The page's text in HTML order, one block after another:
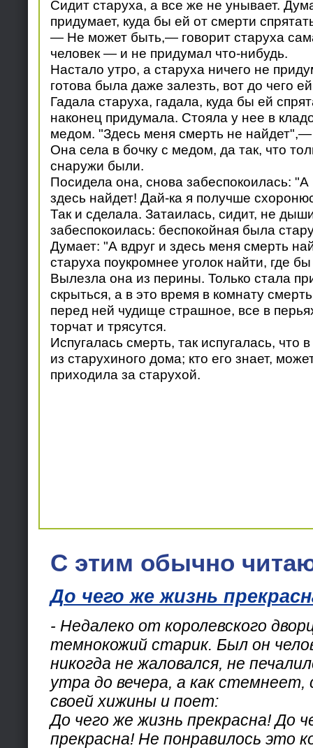
Сидит старуха, а все же не унывает.
придумает, куда бы ей от смерти
— Не может быть,— говорит старуха
человек — и не придумал что-нибудь.
Настало утро, а старуха ничего не
готова была даже залезть, вот до чего
Гадала старуха, гадала, куда бы ей
наконец придумала. Стояла у нее в
медом. "Здесь меня смерть не
Она села в бочку с медом, да так, что
снаружи были.
Посидела она, снова забеспокоилась:
здесь найдет! Дай-ка я получше
Так и сделала. Затаилась, сидит, не
забеспокоилась: беспокойная была
Думает: "А вдруг и здесь меня смерть
старуха поукромнее уголок найти, где бы
Вылезла она из перины. Только стала
скрыться, а в это время в комнату
перед ней чудище страшное, все в
торчат и трясутся.
Испугалась смерть, так испугалась, что
из старухиного дома; кто его знает,
приходила за старухой.
С этим обычно
До чего же жизнь
- Недалеко от королевского
темнокожий старик. Был он
никогда не жаловался, не
утра до вечера, а как стемнеет,
своей хижины и поет:
До чего же жизнь прекрасна! До
прекрасна! Не понравилось это